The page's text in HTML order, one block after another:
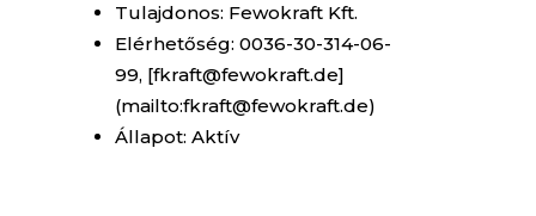
Tulajdonos: Fewokraft Kft.
Elérhetőség: 0036-30-314-06-
99, [fkraft@fewokraft.de]
(mailto:fkraft@fewokraft.de)
Állapot: Aktív